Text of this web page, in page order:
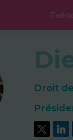
Droit